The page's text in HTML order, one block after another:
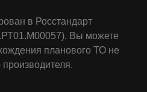
в Росстандарт
Вы можете
планового ТО не
производителя.